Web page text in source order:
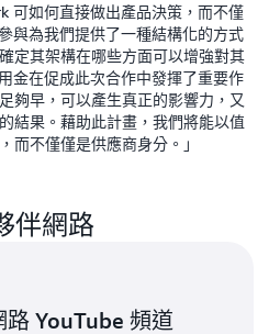
可如何直接做出產品決策，而不僅
與為我們提供了一種結構化的方式
定其架構在哪些方面可以增強對其
金在促成此次合作中發揮了重要作
夠早，可以產生真正的影響力，又
結果。藉助此計畫，我們將能以值
而不僅僅是供應商身分。」
伴網路
路 YouTube 頻道